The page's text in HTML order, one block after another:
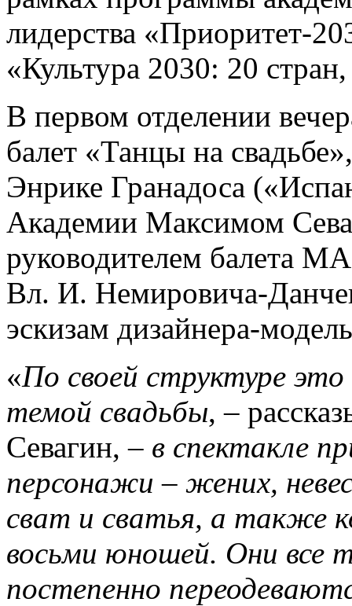
лидерства «Приоритет-
«Культура 2030: 20
В первом отделении
балет «Танцы на
Энрике Гранадоса
Академии Максимом
руководителем балета
Вл. И. Немировича-
эскизам дизайнера-
«По своей структуре
темой свадьбы, –
Севагин, – в спектакле
персонажи – жених,
сват и сватья, а также
восьми юношей. Они все
постепенно